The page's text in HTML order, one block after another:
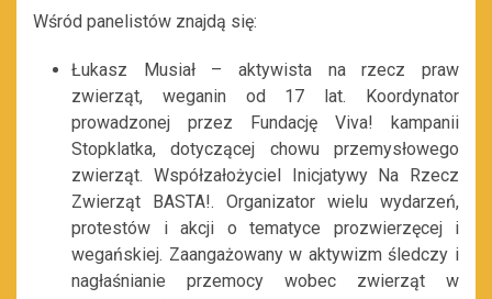
Wśród panelistów znajdą się:
Łukasz Musiał – aktywista na rzecz praw
zwierząt, weganin od 17 lat. Koordynator
prowadzonej przez Fundację Viva! kampanii
Stopklatka, dotyczącej chowu przemysłowego
zwierząt. Współzałożyciel Inicjatywy Na Rzecz
Zwierząt BASTA!. Organizator wielu wydarzeń,
protestów i akcji o tematyce prozwierzęcej i
wegańskiej. Zaangażowany w aktywizm śledczy i
nagłaśnianie przemocy wobec zwierząt w